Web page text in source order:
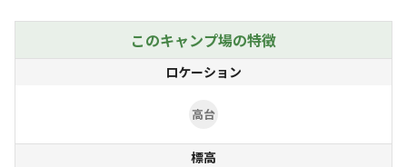
こか秘境感が漂います。
付近には車で10分圏内に、買い出しができるスーパー・
このキャンプ場の特徴
ロケーション
高台
標高